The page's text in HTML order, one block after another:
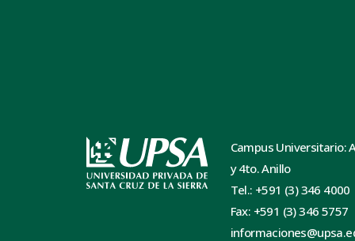
Campus Universitario:
y 4to. Anillo
Tel.: +591 (3) 346 4000
Fax: +591 (3) 346 5757